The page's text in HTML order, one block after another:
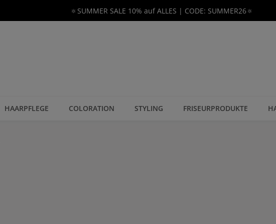
🔅SUMMER SALE 10% auf ALLES | CODE: SUMMER26🔅
HAARPFLEGE COLORATION STYLING FRISEURPRODUKTE